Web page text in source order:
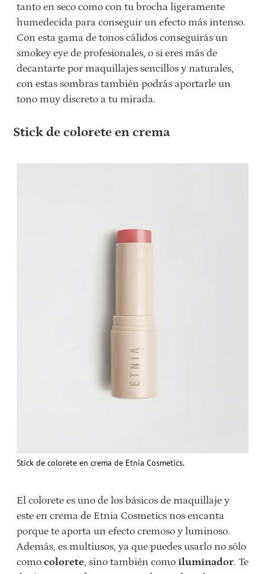
tanto en seco como con tu brocha ligeramente
humedecida para conseguir un efecto más intenso.
Con esta gama de tonos cálidos conseguirás un
smokey eye de profesionales, o si eres más de
decantarte por maquillajes sencillos y naturales,
con estas sombras también podrás aportarle un
tono muy discreto a tu mirada.
Stick de colorete en crema
Stick de colorete en crema de Etnia Cosmetics.
El colorete es uno de los básicos de maquillaje y
este en crema de Etnia Cosmetics nos encanta
porque te aporta un efecto cremoso y luminoso.
Además, es multiusos, ya que puedes usarlo no sólo
como colorete, sino también como iluminador. Te